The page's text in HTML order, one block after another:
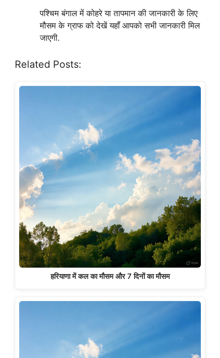
पश्चिम बंगाल में कोहरे या तापमान की जानकारी के लिए
मौसम के ग्राफ को देखें यहाँ आपको सभी जानकारी मिल
जाएगी.
Related Posts:
हरियाणा में कल का मौसम और 7 दिनों का मौसम